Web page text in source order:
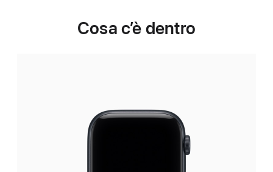
Cosa c’è dentro